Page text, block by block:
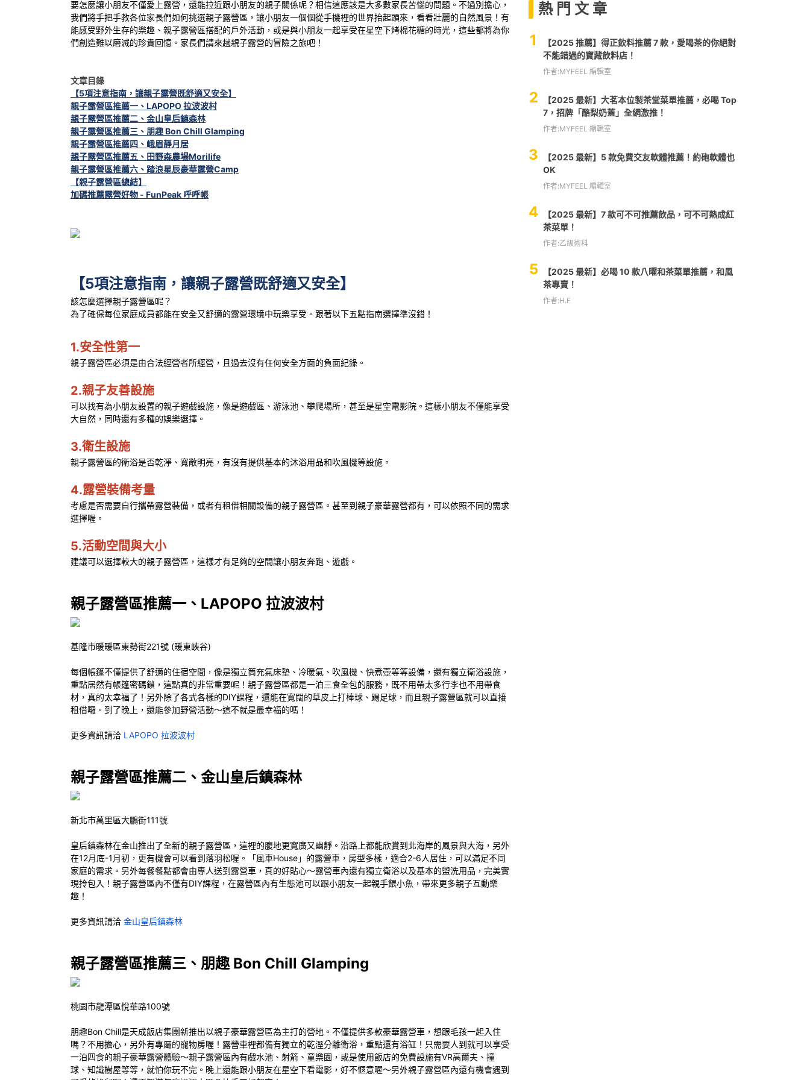
要怎麼讓小朋友不僅愛上露營，還能拉近跟小朋友的親子關係呢？相信這應該是大多數家長苦惱的問題。不過別擔心，
我們將手把手教各位家長們如何挑選親子露營區，讓小朋友一個個從手機裡的世界抬起頭來，看看壯麗的自然風景！有
能感受野外生存的樂趣、親子露營區搭配的戶外活動，或是與小朋友一起享受在星空下烤棉花糖的時光，這些都將為你
們創造難以磨滅的珍貴回憶。家長們請來趟親子露營的冒險之旅吧！
文章目錄
【5項注意指南，讓親子露營既舒適又安全】
親子露營區推薦一、LAPOPO 拉波波村
親子露營區推薦二、金山皇后鎮森林
親子露營區推薦三、朋趣 Bon Chill Glamping
親子露營區推薦四、峨眉靜月居
親子露營區推薦五、田野森農場Morilife
親子露營區推薦六、踏浪星辰豪華露營Camp
【親子露營區總結】
加碼推薦露營好物 - FunPeak 呼呼帳
【5項注意指南，讓親子露營既舒適又安全】
該怎麼選擇親子露營區呢？
為了確保每位家庭成員都能在安全又舒適的露營環境中玩樂享受。跟著以下五點指南選擇準沒錯！
1.安全性第一
親子露營區必須是由合法經營者所經營，且過去沒有任何安全方面的負面紀錄。
2.親子友善設施
可以找有為小朋友設置的親子遊戲設施，像是遊戲區、游泳池、攀爬場所，甚至是星空電影院。這樣小朋友不僅能享受
大自然，同時還有多種的娛樂選擇。
3.衛生設施
親子露營區的衛浴是否乾淨、寬敞明亮，有沒有提供基本的沐浴用品和吹風機等設施。
4.露營裝備考量
考慮是否需要自行攜帶露營裝備，或者有租借相關設備的親子露營區。甚至到親子豪華露營都有，可以依照不同的需求
選擇喔。
5.活動空間與大小
建議可以選擇較大的親子露營區，這樣才有足夠的空間讓小朋友奔跑、遊戲。
親子露營區推薦一、LAPOPO 拉波波村
基隆市暖暖區東勢街221號 (暖東峽谷)
每個帳篷不僅提供了舒適的住宿空間，像是獨立筒充氣床墊、冷暖氣、吹風機、快煮壺等等設備，還有獨立衛浴設施，
重點居然有帳篷密碼鎖，這點真的非常重要呢！親子露營區都是一泊三食全包的服務，既不用帶太多行李也不用帶食
材，真的太幸福了！另外除了各式各樣的DIY課程，還能在寬闊的草皮上打棒球、踢足球，而且親子露營區就可以直接
租借囉。到了晚上，還能參加野營活動～這不就是最幸福的嗎！
更多資訊請洽 LAPOPO 拉波波村
親子露營區推薦二、金山皇后鎮森林
新北市萬里區大鵬街111號
皇后鎮森林在金山推出了全新的親子露營區，這裡的腹地更寬廣又幽靜。沿路上都能欣賞到北海岸的風景與大海，另外
在12月底-1月初，更有機會可以看到落羽松喔。「風車House」的露營車，房型多樣，適合2-6人居住，可以滿足不同
家庭的需求。另外每餐餐點都會由專人送到露營車，真的好貼心～露營車內還有獨立衛浴以及基本的盥洗用品，完美實
現拎包入！親子露營區內不僅有DIY課程，在露營區內有生態池可以跟小朋友一起親手餵小魚，帶來更多親子互動樂
趣！
更多資訊請洽 金山皇后鎮森林
親子露營區推薦三、朋趣 Bon Chill Glamping
桃園市龍潭區悅華路100號
朋趣Bon Chill是天成飯店集團新推出以親子豪華露營區為主打的營地。不僅提供多款豪華露營車，想跟毛孩一起入住
嗎？不用擔心，另外有專屬的寵物房喔！露營車裡都備有獨立的乾溼分離衛浴，重點還有浴缸！只需要人到就可以享受
一泊四食的親子豪華露營體驗～親子露營區內有戲水池、射箭、童樂園，或是使用飯店的免費設施有VR高爾夫、撞
球、知識樹屋等等，就怕你玩不完。晚上還能跟小朋友在星空下看電影，好不愜意喔～另外親子露營區內還有機會遇到
熱 門 文 章
1
【2025 推薦】得正飲料推薦 7 款，愛喝茶的你絕對
不能錯過的寶藏飲料店！
作者:MYFEEL 編輯室
2
【2025 最新】大茗本位製茶堂菜單推薦，必喝 Top
7，招牌「酪梨奶蓋」全網激推！
作者:MYFEEL 編輯室
3
【2025 最新】5 款免費交友軟體推薦！約砲軟體也
OK
作者:MYFEEL 編輯室
4
【2025 最新】7 款可不可推薦飲品，可不可熟成紅
茶菜單！
作者:乙級術科
5
【2025 最新】必喝 10 款八曜和茶菜單推薦，和風
茶專賣！
作者:H.F